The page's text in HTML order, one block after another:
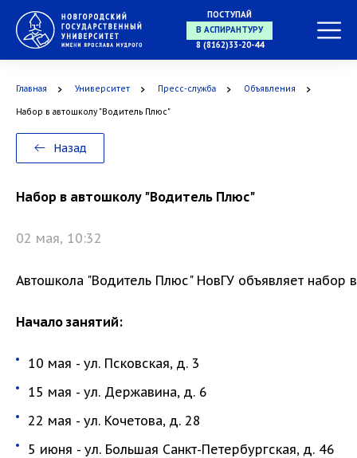
ПОСТУПАЙ
8 (8162)33-20-44
Главная Университет Пресс-служба Объявления
Набор в автошколу "Водитель Плюс"
Назад
Набор в автошколу "Водитель Плюс"
02 мая, 10:32
Автошкола "Водитель Плюс" НовГУ объявляет набор
Начало занятий:
10 мая - ул. Псковская, д. 3
15 мая - ул. Державина, д. 6
22 мая - ул. Кочетова, д. 28
5 июня - ул. Большая Санкт-Петербургская, д. 46